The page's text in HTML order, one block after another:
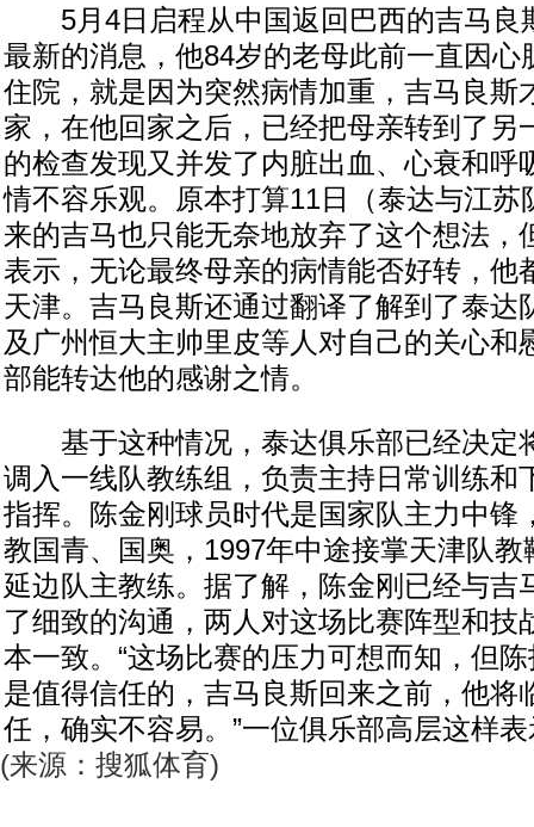
5月4日启程从中国返回巴西的吉马良
最新的消息，他84岁的老母此前一直因心
住院，就是因为突然病情加重，吉马良斯
家，在他回家之后，已经把母亲转到了另
的检查发现又并发了内脏出血、心衰和呼
情不容乐观。原本打算11日（泰达与江苏
来的吉马也只能无奈地放弃了这个想法，
表示，无论最终母亲的病情能否好转，他
天津。吉马良斯还通过翻译了解到了泰达
及广州恒大主帅里皮等人对自己的关心和
部能转达他的感谢之情。
基于这种情况，泰达俱乐部已经决定
调入一线队教练组，负责主持日常训练和
指挥。陈金刚球员时代是国家队主力中锋
教国青、国奥，1997年中途接掌天津队
延边队主教练。据了解，陈金刚已经与吉
了细致的沟通，两人对这场比赛阵型和技
本一致。“这场比赛的压力可想而知，但
是值得信任的，吉马良斯回来之前，他将
任，确实不容易。”一位俱乐部高层这样
(来源：搜狐体育)